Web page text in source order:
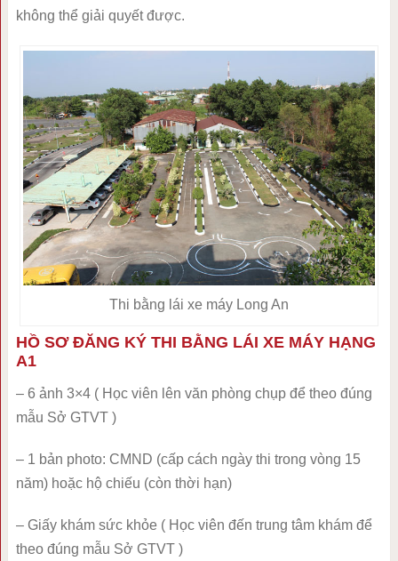
không thể giải quyết được.
Thi bằng lái xe máy Long An
HỒ SƠ ĐĂNG KÝ THI BẰNG LÁI XE MÁY HẠNG
A1
– 6 ảnh 3×4 ( Học viên lên văn phòng chụp để theo đúng
mẫu Sở GTVT )
– 1 bản photo: CMND (cấp cách ngày thi trong vòng 15
năm) hoặc hộ chiếu (còn thời hạn)
– Giấy khám sức khỏe ( Học viên đến trung tâm khám để
theo đúng mẫu Sở GTVT )